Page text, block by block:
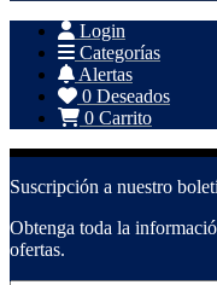
Login
Categorías
Alertas
0 Deseados
0 Carrito
Suscripción a nuestro
Obtenga toda la
ofertas.